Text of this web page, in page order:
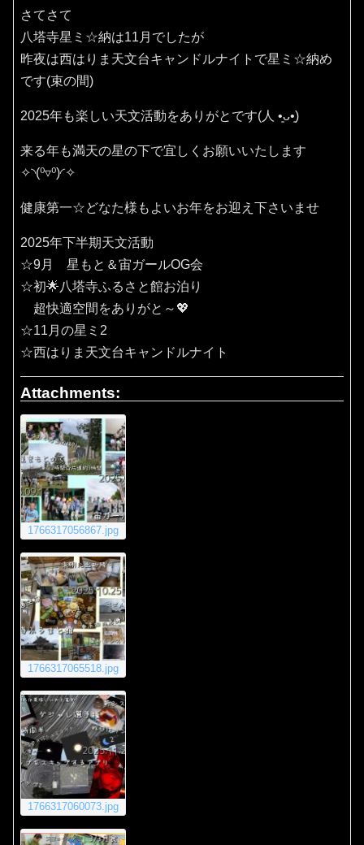
さてさて
八塔寺星ミ☆納は11月でしたが
昨夜は西はりま天文台キャンドルナイトで星ミ☆納め
です(束の間)
2025年も楽しい天文活動をありがとです(⁠人⁠ ⁠•͈⁠ᴗ⁠•͈⁠)
来る年も満天の星の下で宜しくお願いいたします
✧⁠◝⁠(⁠⁰⁠▿⁠⁰⁠)⁠◜⁠✧
健康第一☆どなた様もよいお年をお迎え下さいませ
2025年下半期天文活動
☆9月 星もと＆宙ガールOG会
☆初🌟八塔寺ふるさと館お泊り
超快適空間をありがと～💖
☆11月の星ミ2
☆西はりま天文台キャンドルナイト
Attachments:
1766317056867.jpg
1766317065518.jpg
1766317060073.jpg